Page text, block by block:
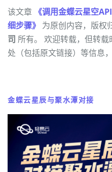
该文章 《调用金蝶云星空
细步骤》 为原创内容，版权
司 所有。 欢迎转载，但转
处（包括原文链接）等信息
金蝶云星辰与聚水潭对接